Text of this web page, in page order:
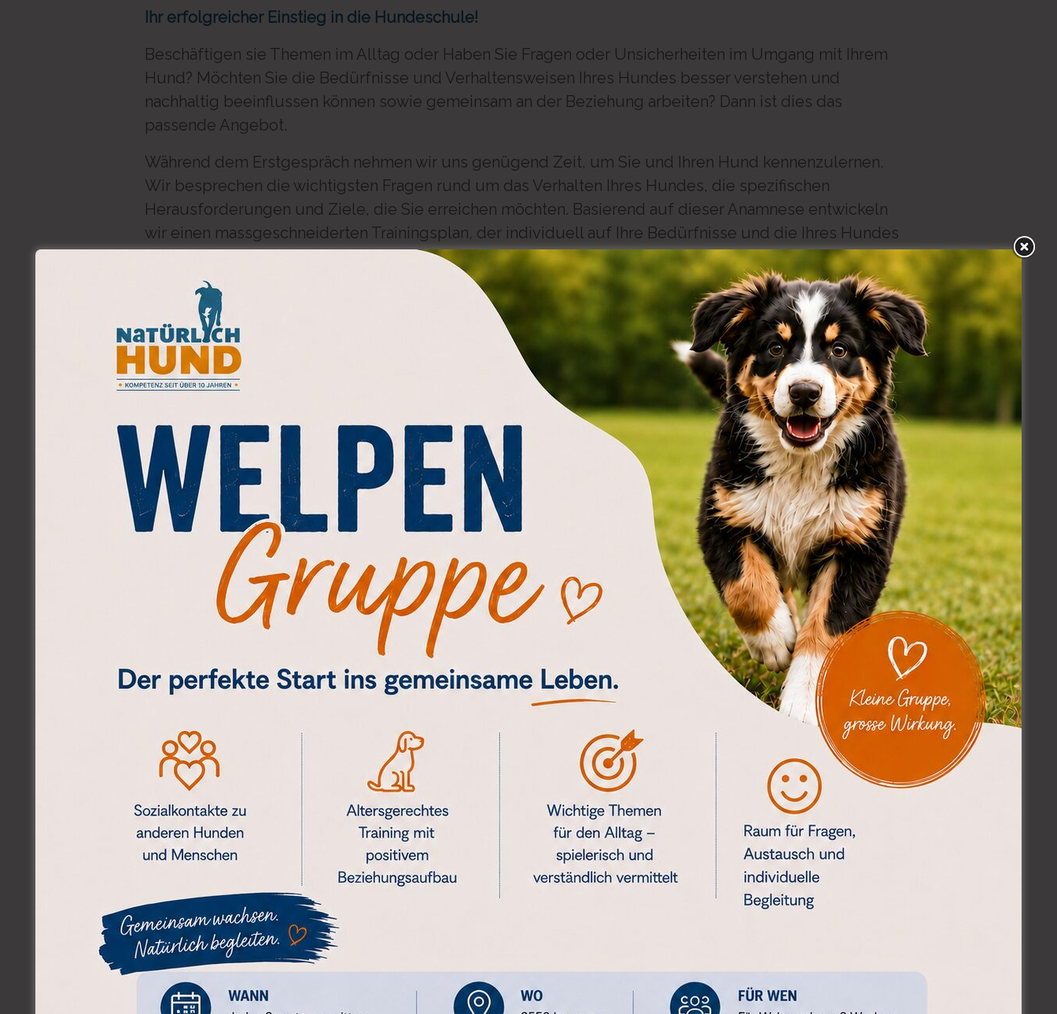
Ihr erfolgreicher Einstieg in die Hundeschule!
Beschäftigen sie Themen im Alltag oder Haben Sie Fragen oder Unsicherheiten im Umgang mit Ihrem
Hund? Möchten Sie die Bedürfnisse und Verhaltensweisen Ihres Hundes besser verstehen und
nachhaltig beeinflussen können sowie gemeinsam an der Beziehung arbeiten? Dann ist dies das
passende Angebot.
Während dem Erstgespräch nehmen wir uns genügend Zeit, um Sie und Ihren Hund kennenzulernen.
Wir besprechen die wichtigsten Fragen rund um das Verhalten Ihres Hundes, die spezifischen
Herausforderungen und Ziele, die Sie erreichen möchten. Basierend auf dieser Anamnese entwickeln
wir einen massgeschneiderten Trainingsplan, der individuell auf Ihre Bedürfnisse und die Ihres Hundes
Inhalte des Erstgesprächs & der Anamnese:
Kennenlernen von Hund und Mensch
Erhebung der persönlichen Bedürfnisse und Ziele
Beobachtung des Hundes im Umgang mit Ihnen
Analyse von Verhaltensweisen und möglichen Problemen
Erarbeitung eines individuellen Trainingsplans
Beratung zu ersten Massnahmen und Trainingsansätzen
Dauer:90 Minuten
Natürlich-Hund, 3550 Langnau i.E.
CHF 138.- (inkl. MwSt.)
Im Anschluss an das Erstgespräch erhalten Sie konkrete Empfehlungen und einen klaren Plan, wie es
weitergehen kann, um das gewünschte Verhalten zu fördern und das Vertrauen zwischen Ihnen und
Ihrem Hund zu stärken.
Warum das Erstgespräch wichtig ist:
Individuelle Beratung für Sie und Ihren Hund
Klärung von Fragen und Unsicherheiten
Basis für eine erfolgreiche und nachhaltige Ausbildung
Stärkung der Beziehung zu Ihrem Hund
Buchen sie jetzt ihren persönlichen Termin via unserem online Kunden- & Buchungsportal oder
kontaktieren sie uns, und lassen sie uns gemeinsam den Grundstein für eine erfolgreiche
Hundeerziehung legen. Wir freuen uns darauf, Sie und Ihren Hund kennenzulernen.
TERMIN ONLINE BUCHEN KONTAKT